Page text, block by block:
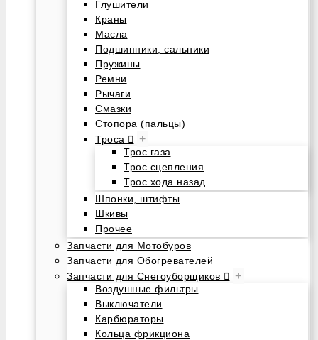
Глушители
Краны
Масла
Подшипники, сальники
Пружины
Ремни
Рычаги
Смазки
Стопора (пальцы)
Троса
+
Трос газа
Трос сцепления
Трос хода назад
Шпонки, штифты
Шкивы
Прочее
Запчасти для Мотобуров
Запчасти для Обогревателей
Запчасти для Снегоуборщиков
+
Воздушные фильтры
Выключатели
Карбюраторы
Кольца фрикциона